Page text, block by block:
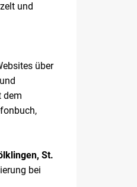
und
über
dem
St.
bei